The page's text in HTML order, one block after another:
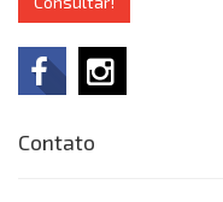
Contato